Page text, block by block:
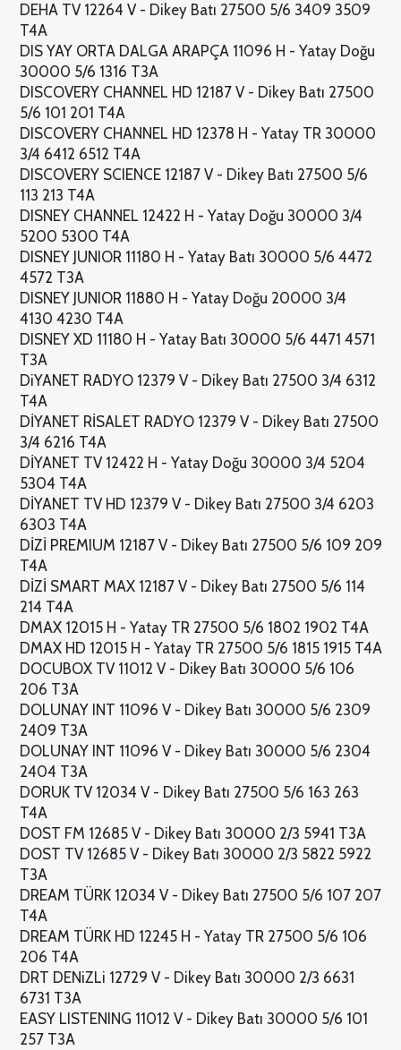
DEHA TV 12264 V - Dikey Batı 27500 5/6 3409 3509
T4A
DIS YAY ORTA DALGA ARAPÇA 11096 H - Yatay Doğu
30000 5/6 1316 T3A
DISCOVERY CHANNEL HD 12187 V - Dikey Batı 27500
5/6 101 201 T4A
DISCOVERY CHANNEL HD 12378 H - Yatay TR 30000
3/4 6412 6512 T4A
DISCOVERY SCIENCE 12187 V - Dikey Batı 27500 5/6
113 213 T4A
DISNEY CHANNEL 12422 H - Yatay Doğu 30000 3/4
5200 5300 T4A
DISNEY JUNIOR 11180 H - Yatay Batı 30000 5/6 4472
4572 T3A
DISNEY JUNIOR 11880 H - Yatay Doğu 20000 3/4
4130 4230 T4A
DISNEY XD 11180 H - Yatay Batı 30000 5/6 4471 4571
T3A
DiYANET RADYO 12379 V - Dikey Batı 27500 3/4 6312
T4A
DİYANET RİSALET RADYO 12379 V - Dikey Batı 27500
3/4 6216 T4A
DİYANET TV 12422 H - Yatay Doğu 30000 3/4 5204
5304 T4A
DİYANET TV HD 12379 V - Dikey Batı 27500 3/4 6203
6303 T4A
DİZİ PREMIUM 12187 V - Dikey Batı 27500 5/6 109 209
T4A
DİZİ SMART MAX 12187 V - Dikey Batı 27500 5/6 114
214 T4A
DMAX 12015 H - Yatay TR 27500 5/6 1802 1902 T4A
DMAX HD 12015 H - Yatay TR 27500 5/6 1815 1915 T4A
DOCUBOX TV 11012 V - Dikey Batı 30000 5/6 106
206 T3A
DOLUNAY INT 11096 V - Dikey Batı 30000 5/6 2309
2409 T3A
DOLUNAY INT 11096 V - Dikey Batı 30000 5/6 2304
2404 T3A
DORUK TV 12034 V - Dikey Batı 27500 5/6 163 263
T4A
DOST FM 12685 V - Dikey Batı 30000 2/3 5941 T3A
DOST TV 12685 V - Dikey Batı 30000 2/3 5822 5922
T3A
DREAM TÜRK 12034 V - Dikey Batı 27500 5/6 107 207
T4A
DREAM TÜRK HD 12245 H - Yatay TR 27500 5/6 106
206 T4A
DRT DENiZLi 12729 V - Dikey Batı 30000 2/3 6631
6731 T3A
EASY LISTENING 11012 V - Dikey Batı 30000 5/6 101
257 T3A